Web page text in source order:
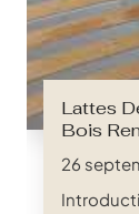
Lattes
Bois
26